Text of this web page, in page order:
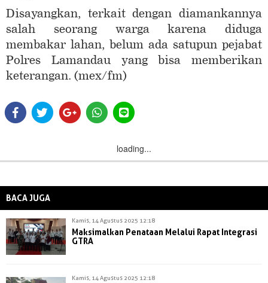
Disayangkan, terkait dengan diamankannya
salah seorang warga karena diduga
membakar lahan, belum ada satupun pejabat
Polres Lamandau yang bisa memberikan
keterangan. (mex/fm)
loading...
BACA JUGA
Kamis, 14 Agustus 2025 12:18
Maksimalkan Penataan Melalui Rapat Integrasi
GTRA
Kamis, 14 Agustus 2025 12:18